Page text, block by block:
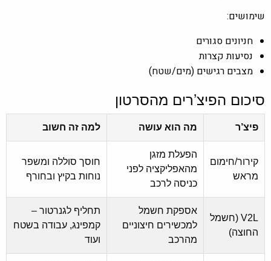
שימושים:
חניונים סגורים
נסיעות קצרות
מצבים רגישים (מים/שטח)
סיכום הפיצ’רים מהסרטון
פיצ’ר מה הוא עושה למה זה חשוב
קירור/חימום
מראש
הפעלת מזגן
מהאפליקציה לפני
כניסה לרכב
חוסך סוללה ומשפר
נוחות בקיץ ובחורף
V2L (חשמל
החוצה)
אספקת חשמל
למכשירים חיצוניים
מהרכב
תחליף לגנרטור –
קמפינג, עבודה בשטח
ועוד